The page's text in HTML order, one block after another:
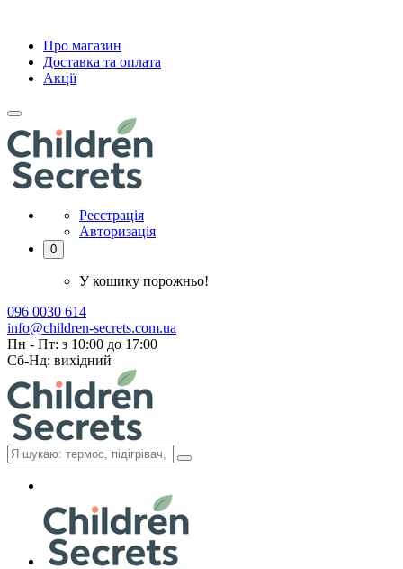
Про магазин
Доставка та оплата
Акції
Реєстрація
Авторизація
0
У кошику порожньо!
096 0030 614
info@children-secrets.com.ua
Пн - Пт: з 10:00 до 17:00
Сб-Нд: вихідний